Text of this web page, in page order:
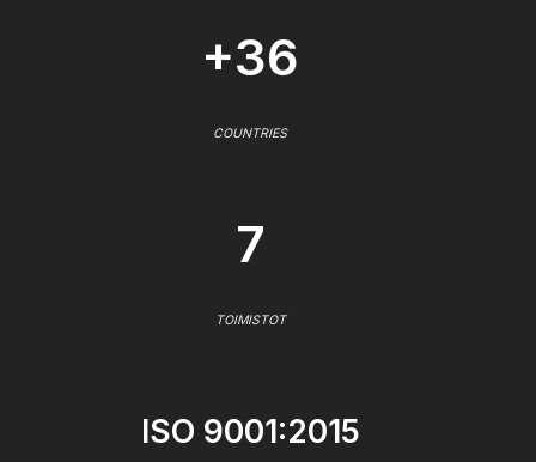
+36
COUNTRIES
7
TOIMISTOT
ISO 9001:2015